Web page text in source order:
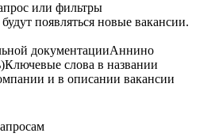
или фильтры
появляться новые вакансии.
документацииАннино
Ключевые слова в названии
и в описании вакансии